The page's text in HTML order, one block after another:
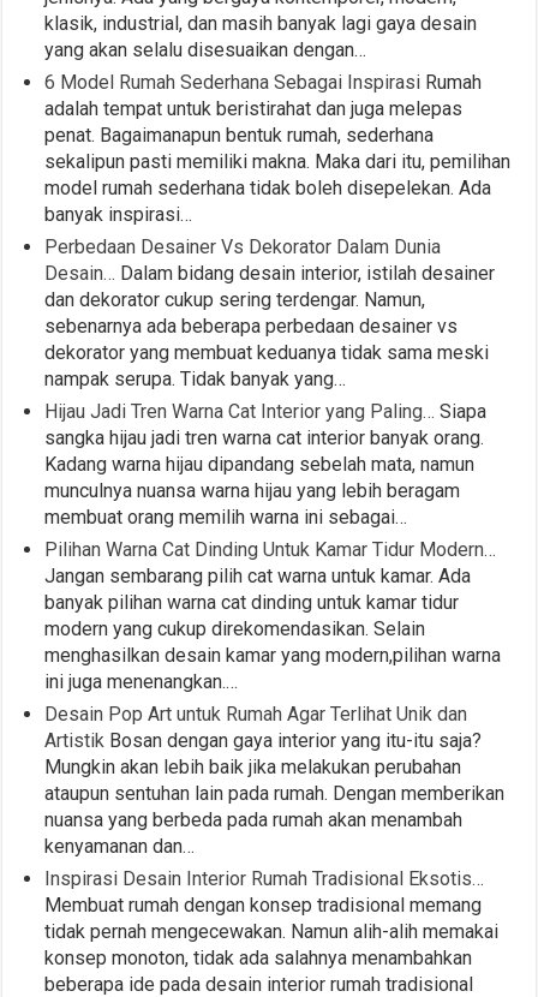
klasik, industrial, dan masih banyak lagi gaya desain
yang akan selalu disesuaikan dengan…
6 Model Rumah Sederhana Sebagai Inspirasi Rumah
adalah tempat untuk beristirahat dan juga melepas
penat. Bagaimanapun bentuk rumah, sederhana
sekalipun pasti memiliki makna. Maka dari itu, pemilihan
model rumah sederhana tidak boleh disepelekan. Ada
banyak inspirasi…
Perbedaan Desainer Vs Dekorator Dalam Dunia
Desain… Dalam bidang desain interior, istilah desainer
dan dekorator cukup sering terdengar. Namun,
sebenarnya ada beberapa perbedaan desainer vs
dekorator yang membuat keduanya tidak sama meski
nampak serupa. Tidak banyak yang…
Hijau Jadi Tren Warna Cat Interior yang Paling… Siapa
sangka hijau jadi tren warna cat interior banyak orang.
Kadang warna hijau dipandang sebelah mata, namun
munculnya nuansa warna hijau yang lebih beragam
membuat orang memilih warna ini sebagai…
Pilihan Warna Cat Dinding Untuk Kamar Tidur Modern…
Jangan sembarang pilih cat warna untuk kamar. Ada
banyak pilihan warna cat dinding untuk kamar tidur
modern yang cukup direkomendasikan. Selain
menghasilkan desain kamar yang modern,pilihan warna
ini juga menenangkan.…
Desain Pop Art untuk Rumah Agar Terlihat Unik dan
Artistik Bosan dengan gaya interior yang itu-itu saja?
Mungkin akan lebih baik jika melakukan perubahan
ataupun sentuhan lain pada rumah. Dengan memberikan
nuansa yang berbeda pada rumah akan menambah
kenyamanan dan…
Inspirasi Desain Interior Rumah Tradisional Eksotis…
Membuat rumah dengan konsep tradisional memang
tidak pernah mengecewakan. Namun alih-alih memakai
konsep monoton, tidak ada salahnya menambahkan
beberapa ide pada desain interior rumah tradisional